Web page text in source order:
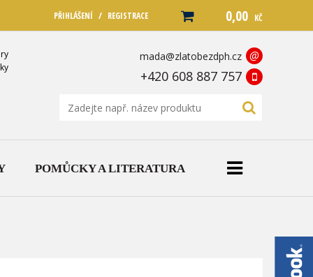
PŘIHLÁŠENÍ / REGISTRACE 0,00 KČ
mada@zlatobezdph.cz @
+420 608 887 757
POMŮCKY A LITERATURA